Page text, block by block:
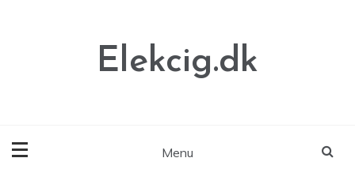
Elekcig.dk
Menu